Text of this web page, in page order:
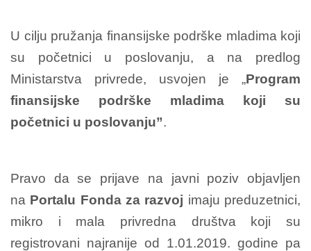
U cilјu pružanja finansijske podrške mladima koji
su početnici u poslovanju, a na predlog
Ministarstva privrede, usvojen je „Program
finansijske podrške mladima koji su
početnici u poslovanju”.
Pravo da se prijave na javni poziv objavlјen
na Portalu Fonda za razvoj imaju preduzetnici,
mikro i mala privredna društva koji su
registrovani najranije od 1.01.2019. godine pa